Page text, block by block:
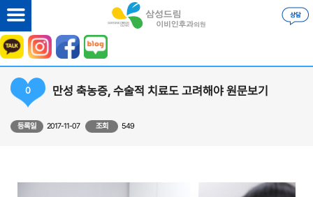
0 만성 축농증, 수술적 치료도 고려해야 원문보기
등록일 2017-11-07 조회 549